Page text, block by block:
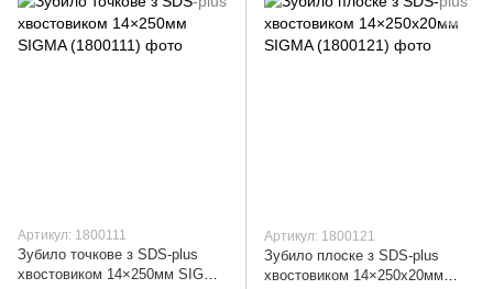
Артикул: 1800111
Зубило точкове з SDS-plus
хвостовиком 14×250мм SIGMA
Артикул: 1800121
Зубило плоске з SDS-plus
хвостовиком 14×250х20мм